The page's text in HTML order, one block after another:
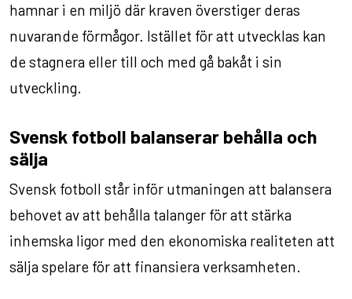
hamnar i en miljö där kraven överstiger deras
nuvarande förmågor. Istället för att utvecklas kan
de stagnera eller till och med gå bakåt i sin
utveckling.
Svensk fotboll balanserar behålla och
sälja
Svensk fotboll står inför utmaningen att balansera
behovet av att behålla talanger för att stärka
inhemska ligor med den ekonomiska realiteten att
sälja spelare för att finansiera verksamheten.